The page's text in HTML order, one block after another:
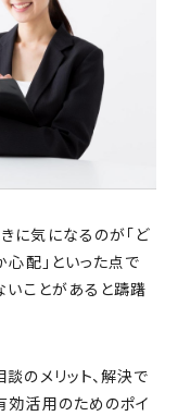
に気になるのが「ど
心配」といった点で
いことがあると躊躇
のメリット、解決で
効活用のためのポイ